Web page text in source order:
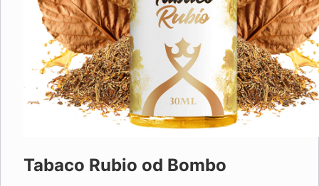
Tabaco Rubio od Bombo